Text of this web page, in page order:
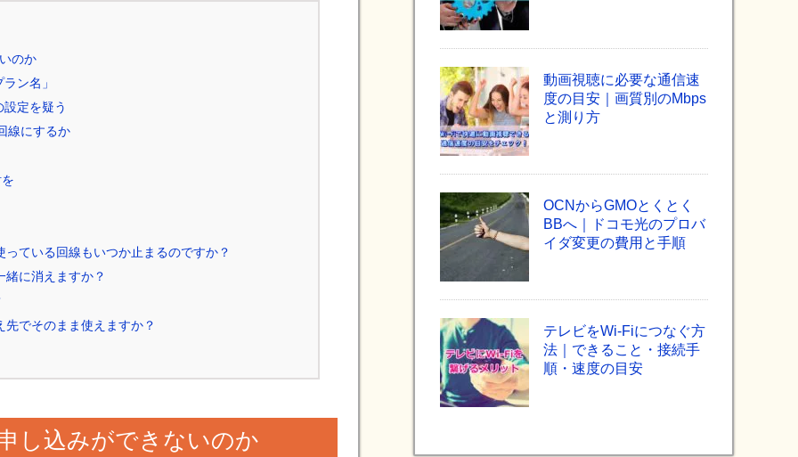
のか
ン名」
定を疑う
線にするか
ている回線もいつか止まるのですか？
に消えますか？
でそのまま使えますか？
し込みができないのか
動画視聴に必要な通信速
度の目安｜画質別のMbps
と測り方
OCNからGMOとくとく
BBへ｜ドコモ光のプロバ
イダ変更の費用と手順
テレビをWi-Fiにつなぐ方
法｜できること・接続手
順・速度の目安